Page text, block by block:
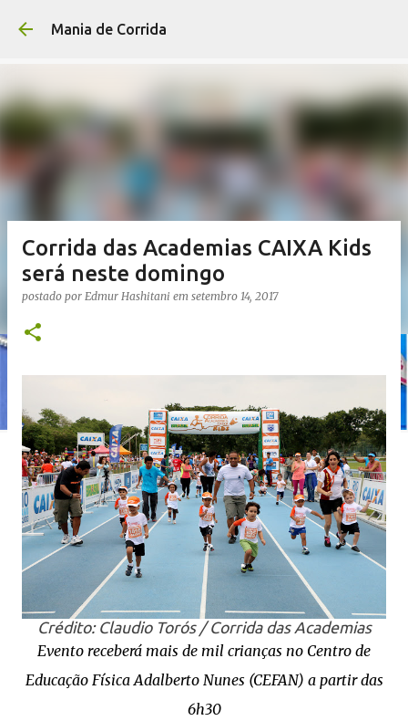
Mania de Corrida
Corrida das Academias CAIXA Kids
será neste domingo
postado por Edmur Hashitani em setembro 14, 2017
Crédito: Claudio Torós / Corrida das Academias
Evento receberá mais de mil crianças no Centro de
Educação Física Adalberto Nunes (CEFAN) a partir das
6h30